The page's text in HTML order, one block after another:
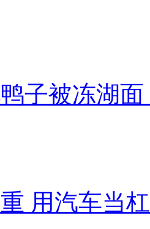
子被冻湖
用汽车当